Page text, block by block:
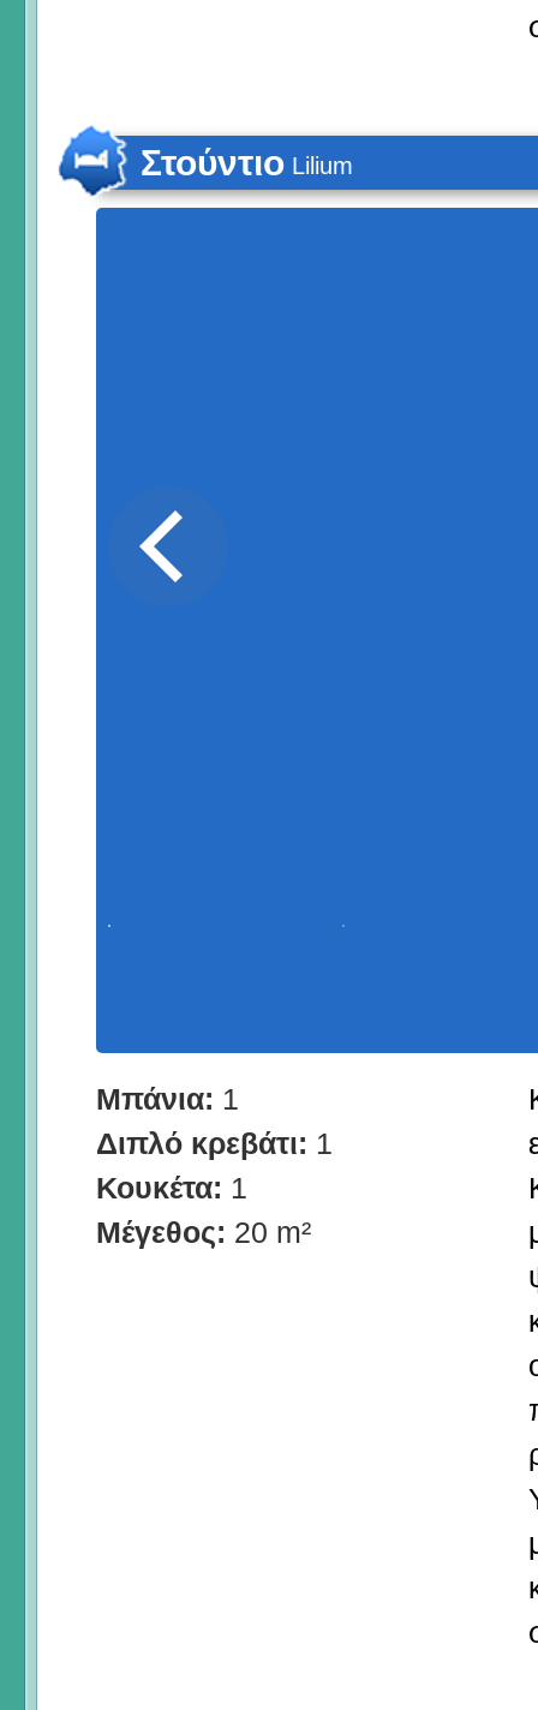
Στούντιο Lilium
Μπάνια: 1
Διπλό κρεβάτι: 1
Κουκέτα: 1
Μέγεθος: 20 m²